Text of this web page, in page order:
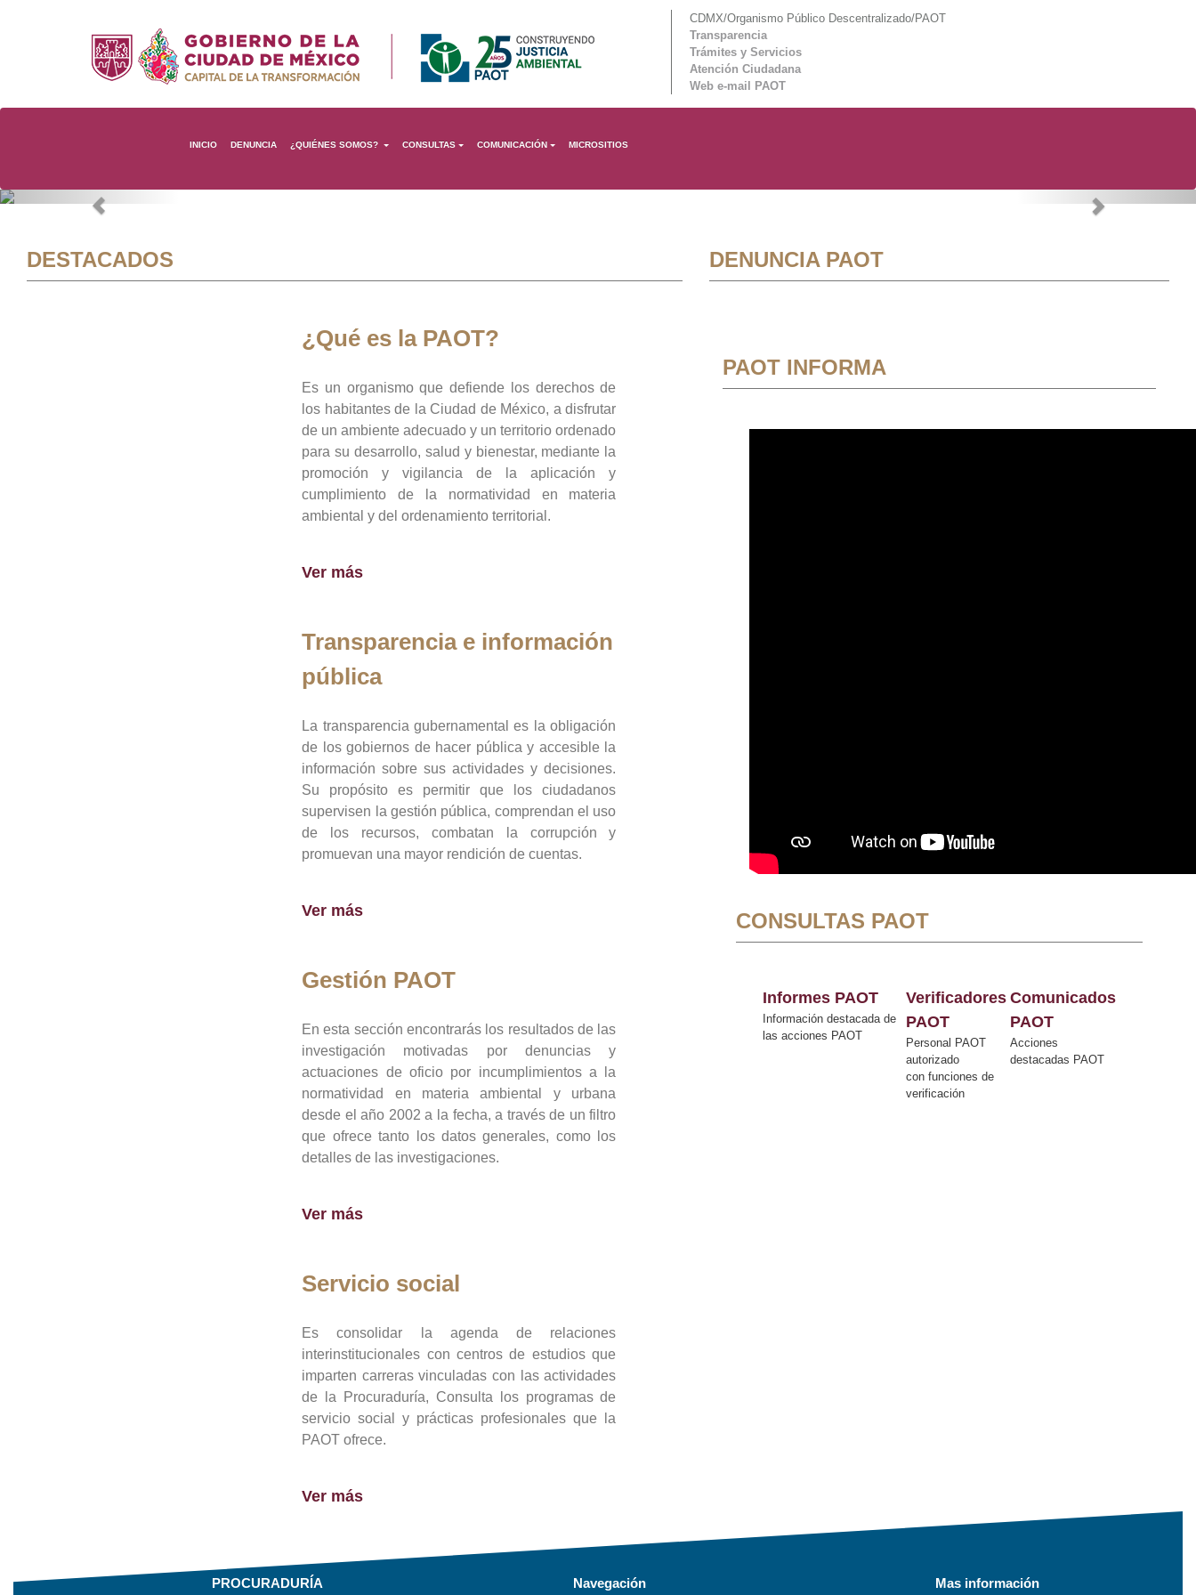
CDMX/Organismo Público Descentralizado/PAOT
Transparencia
Trámites y Servicios
Atención Ciudadana
Web e-mail PAOT
INICIO DENUNCIA ¿QUIÉNES SOMOS? CONSULTAS COMUNICACIÓN MICROSITIOS
Previous Next
DESTACADOS
¿Qué es la PAOT?
Es un organismo que defiende los derechos de
los habitantes de la Ciudad de México, a disfrutar
de un ambiente adecuado y un territorio ordenado
para su desarrollo, salud y bienestar, mediante la
promoción y vigilancia de la aplicación y
cumplimiento de la normatividad en materia
ambiental y del ordenamiento territorial.
Ver más
Transparencia e información
pública
La transparencia gubernamental es la obligación
de los gobiernos de hacer pública y accesible la
información sobre sus actividades y decisiones.
Su propósito es permitir que los ciudadanos
supervisen la gestión pública, comprendan el uso
de los recursos, combatan la corrupción y
promuevan una mayor rendición de cuentas.
Ver más
Gestión PAOT
En esta sección encontrarás los resultados de las
investigación motivadas por denuncias y
actuaciones de oficio por incumplimientos a la
normatividad en materia ambiental y urbana
desde el año 2002 a la fecha, a través de un filtro
que ofrece tanto los datos generales, como los
detalles de las investigaciones.
Ver más
Servicio social
Es consolidar la agenda de relaciones
interinstitucionales con centros de estudios que
imparten carreras vinculadas con las actividades
de la Procuraduría, Consulta los programas de
servicio social y prácticas profesionales que la
PAOT ofrece.
Ver más
DENUNCIA PAOT
PAOT INFORMA
CONSULTAS PAOT
Informes PAOT
Información destacada de
las acciones PAOT
Verificadores
PAOT
Personal PAOT
autorizado
con funciones de
verificación
Comunicados
PAOT
Acciones
destacadas PAOT
PROCURADURÍA Navegación Mas información